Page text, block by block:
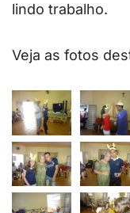
lindo trabalho.
Veja as fotos